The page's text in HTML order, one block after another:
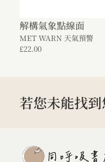
解構氣象點線面
MET WARN 天氣預警
£22.00
若您未能找